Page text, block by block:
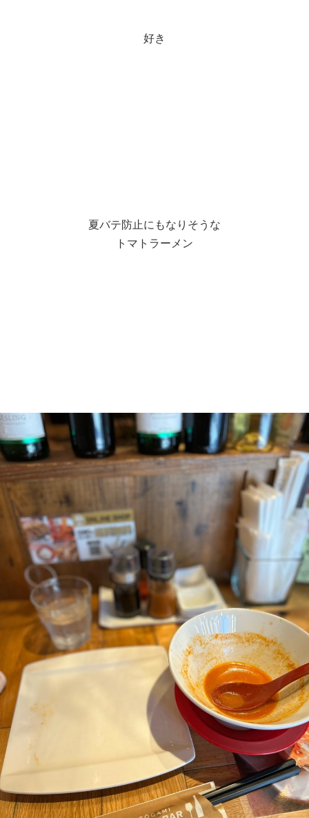
好き
夏バテ防止にもなりそうな
トマトラーメン